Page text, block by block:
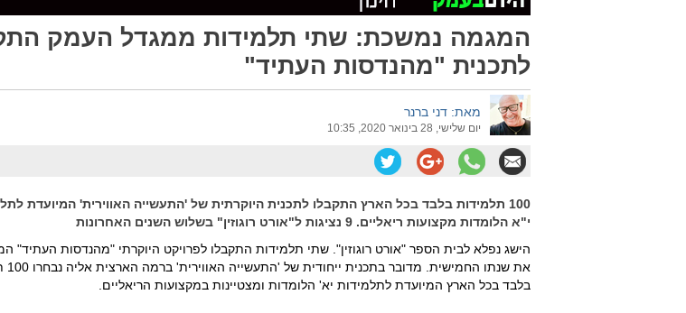
המגמה נמשכת: שתי תלמידות ממגדל העמק
לתכנית "מהנדסות העתיד"
מאת: דני ברנר
יום שלישי, 28 בינואר 2020, 10:35
100 תלמידות בלבד בכל הארץ התקבלו לתכנית היוקרתית של 'התעשייה האווירית' המיועדת
י"א הלומדות מקצועות ריאליים. 9 נציגות ל"אורט רוגוזין" בשלוש השנים האחרונות
הישג נפלא לבית הספר "אורט רוגוזין". שתי תלמידות התקבלו לפרויקט היוקרתי "מהנדסות העתיד"
את
בלבד בכל הארץ המיועדת לתלמידות יא' הלומדות ומצטיינות במקצועות הריאליים.